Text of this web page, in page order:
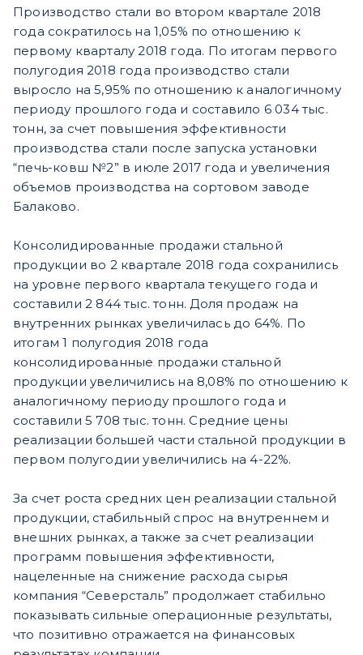
Производство стали во втором квартале 2018
года сократилось на 1,05% по отношению к
первому кварталу 2018 года. По итогам первого
полугодия 2018 года производство стали
выросло на 5,95% по отношению к аналогичному
периоду прошлого года и составило 6 034 тыс.
тонн, за счет повышения эффективности
производства стали после запуска установки
“печь-ковш №2” в июле 2017 года и увеличения
объемов производства на сортовом заводе
Балаково.
Консолидированные продажи стальной
продукции во 2 квартале 2018 года сохранились
на уровне первого квартала текущего года и
составили 2 844 тыс. тонн. Доля продаж на
внутренних рынках увеличилась до 64%. По
итогам 1 полугодия 2018 года
консолидированные продажи стальной
продукции увеличились на 8,08% по отношению к
аналогичному периоду прошлого года и
составили 5 708 тыс. тонн. Средние цены
реализации большей части стальной продукции в
первом полугодии увеличились на 4-22%.
За счет роста средних цен реализации стальной
продукции, стабильный спрос на внутреннем и
внешних рынках, а также за счет реализации
программ повышения эффективности,
нацеленные на снижение расхода сырья
компания “Северсталь” продолжает стабильно
показывать сильные операционные результаты,
что позитивно отражается на финансовых